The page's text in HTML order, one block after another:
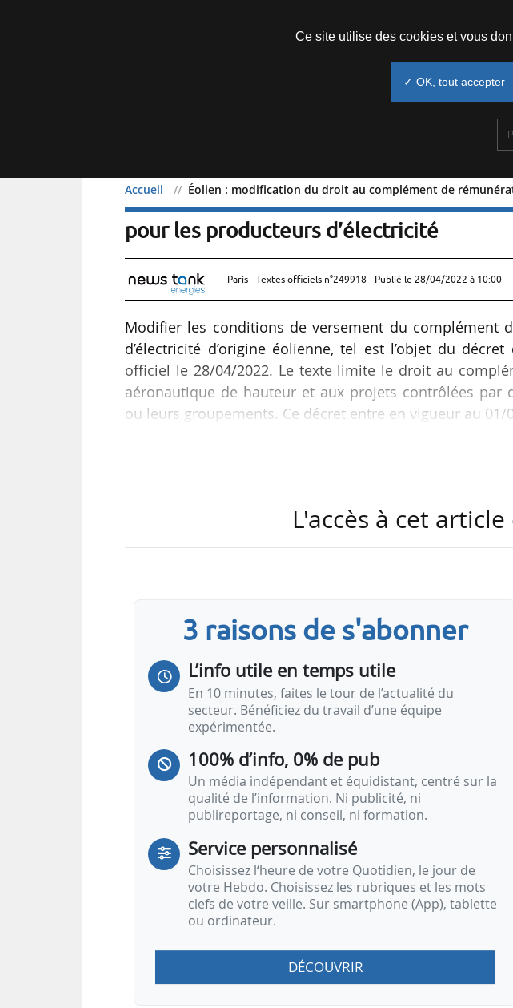
Accueil Éolien : modification du droit au complément de
Éolien : modification du droit au
pour les producteurs d’électricité
Paris - Textes officiels n°249918 - Publié le 28/04/2022 à 10:00
Modifier les conditions de versement du complément
d’électricité d’origine éolienne, tel est l’objet du
officiel le 28/04/2022. Le texte limite le droit au
aéronautique de hauteur et aux projets contrôlées par
ou leurs groupements. Ce décret entre en vigueur au 01/
aérogénérateurs au maximum.L'accès à cet
3 raisons de s'abonner
L’info utile en temps utile
En 10 minutes, faites le tour de l’actualité du
secteur. Bénéficiez du travail d’une équipe
expérimentée.
100% d’info, 0% de pub
Un média indépendant et équidistant, centré sur la
qualité de l’information. Ni publicité, ni
publireportage, ni conseil, ni formation.
Service personnalisé
Choisissez l‘heure de votre Quotidien, le jour de
votre Hebdo. Choisissez les rubriques et les mots
clefs de votre veille. Sur smartphone (App), tablette
ou ordinateur.
DÉCOUVRIR
Ce site utilise des cookies et vous
✓ OK, tout accepter